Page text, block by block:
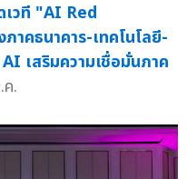
เวที "AI Red
าคธนาคาร-เทคโนโลยี-
เสริมความเชื่อมั่นภาค
.